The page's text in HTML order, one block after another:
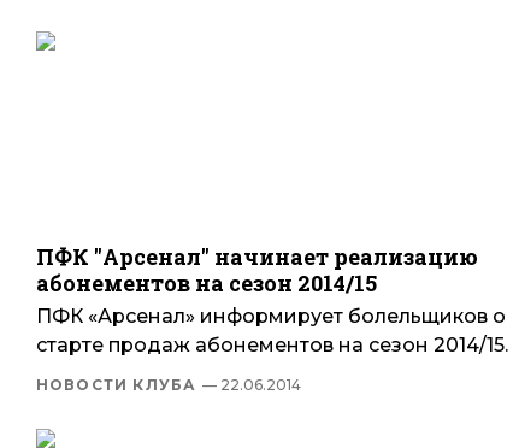
ПФК "Арсенал" начинает реализацию
абонементов на сезон 2014/15
ПФК «Арсенал» информирует болельщиков о
старте продаж абонементов на сезон 2014/15.
НОВОСТИ КЛУБА — 22.06.2014